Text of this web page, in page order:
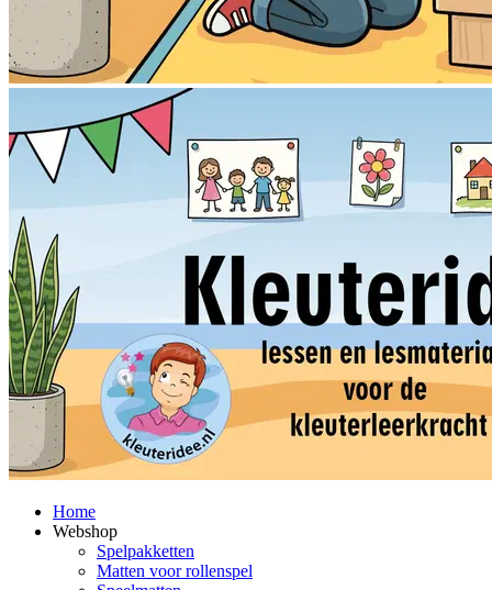
Home
Webshop
Spelpakketten
Matten voor rollenspel